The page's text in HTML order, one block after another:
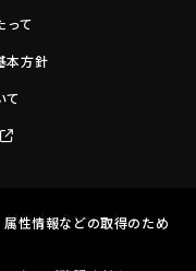
って
本方針
て
All Rights Reserved.
性情報などの取得のため